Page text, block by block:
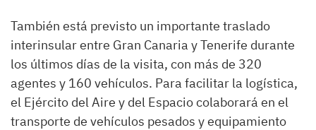
También está previsto un importante traslado
interinsular entre Gran Canaria y Tenerife durante
los últimos días de la visita, con más de 320
agentes y 160 vehículos. Para facilitar la logística,
el Ejército del Aire y del Espacio colaborará en el
transporte de vehículos pesados y equipamiento